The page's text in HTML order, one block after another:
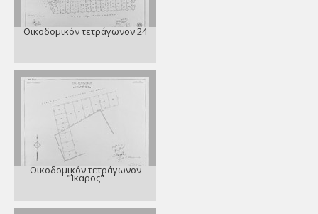
Οικοδομικόν τετράγωνον 24
Οικοδομικόν τετράγωνον
"Ίκαρος"